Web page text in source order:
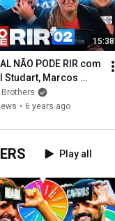
15:38
NÃO PODE RIR com
Studart, Marcos
Luciana D'Aulizio e
Nabote
• 6 years ago
Play all